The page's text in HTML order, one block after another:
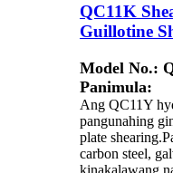
QC11K
Guillotine
Model No.:
Panimula:
Ang QC11Y
pangunahing
plate
carbon steel,
kinakalawang